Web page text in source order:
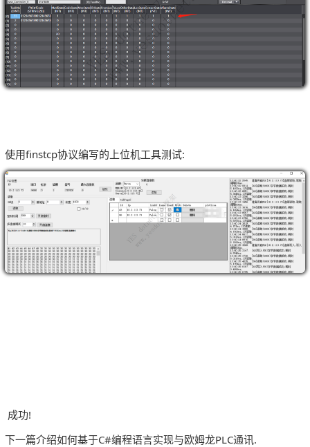
使用finstcp协议编写的上位机工具测试:
成功!
下一篇介绍如何基于C#编程语言实现与欧姆龙PLC通讯.